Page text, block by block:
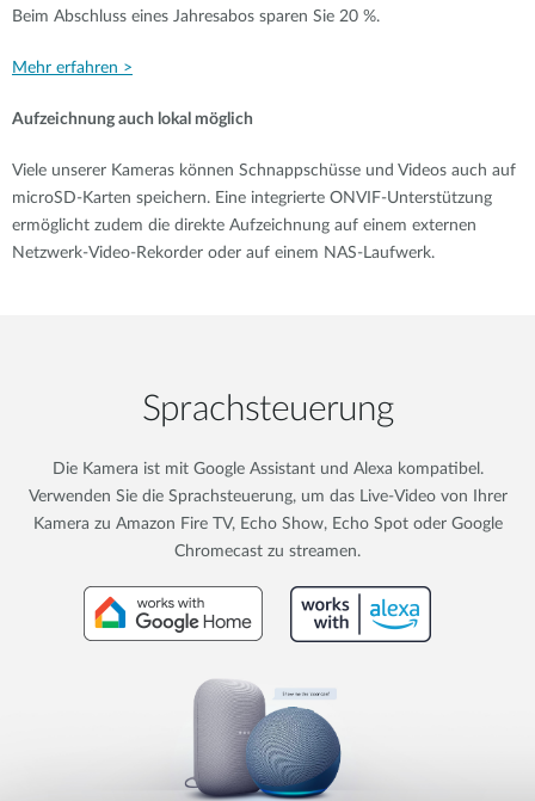
Beim Abschluss eines Jahresabos sparen Sie 20 %.
Mehr erfahren >
Aufzeichnung auch lokal möglich
Viele unserer Kameras können Schnappschüsse und Videos auch auf
microSD-Karten speichern. Eine integrierte ONVIF-Unterstützung
ermöglicht zudem die direkte Aufzeichnung auf einem externen
Netzwerk-Video-Rekorder oder auf einem NAS-Laufwerk.
Sprachsteuerung
Die Kamera ist mit Google Assistant und Alexa kompatibel.
Verwenden Sie die Sprachsteuerung, um das Live-Video von Ihrer
Kamera zu Amazon Fire TV, Echo Show, Echo Spot oder Google
Chromecast zu streamen.